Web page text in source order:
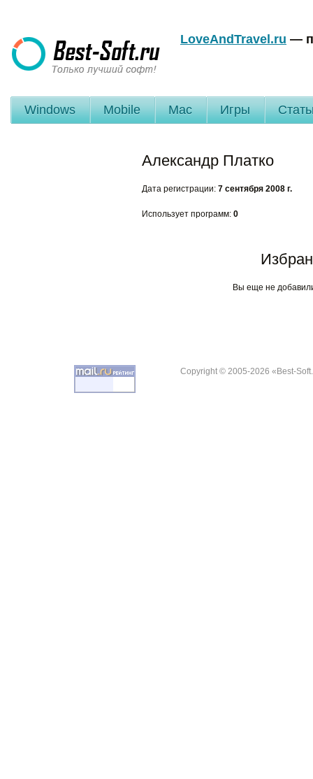
LoveAndTravel.ru —
Windows Mobile Mac Игры
Александр Платко
Дата регистрации: 7 сентября 2008 г.
Использует программ: 0
Вы еще не
Copyright © 2005-2026 «Best-